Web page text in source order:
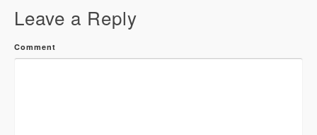
Leave a Reply
Comment